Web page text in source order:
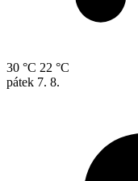
30 °C 22 °C
pátek 7. 8.